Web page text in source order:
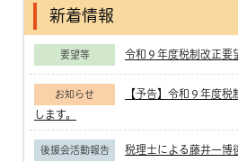
新着情報
要望等 令和９年度税制改正要
お知らせ
【予告】令和９年度
します。
後援会活動報告 税理士による藤井一